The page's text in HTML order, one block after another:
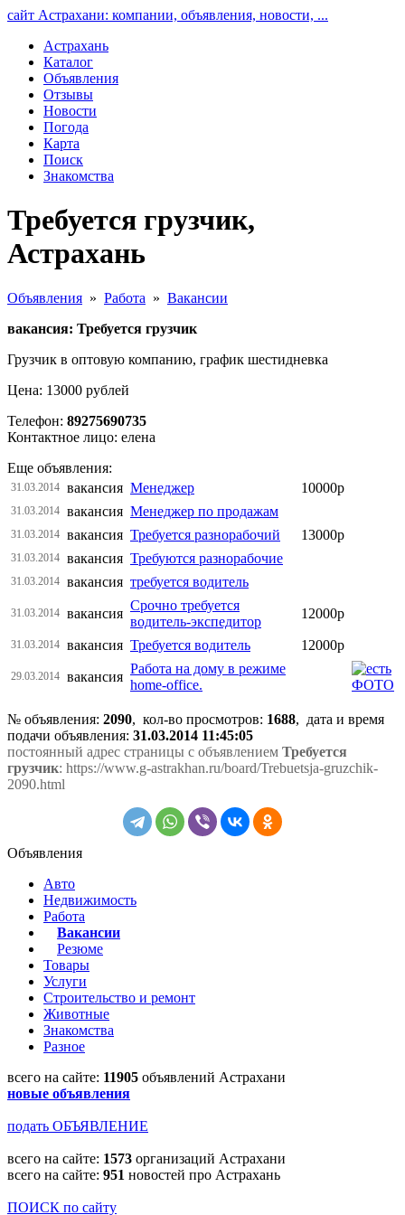
сайт Астрахани: компании, объявления, новости, ...
Астрахань
Каталог
Объявления
Отзывы
Новости
Погода
Карта
Поиск
Знакомства
Требуется грузчик,
Астрахань
Объявления » Работа » Вакансии
вакансия: Требуется грузчик
Грузчик в оптовую компанию, график шестидневка
Цена: 13000 рублей
Телефон: 89275690735
Контактное лицо: елена
Еще объявления:
31.03.2014 вакансия Менеджер 10000р
31.03.2014 вакансия Менеджер по продажам
31.03.2014 вакансия Требуется разнорабочий 13000р
31.03.2014 вакансия Требуются разнорабочие
31.03.2014 вакансия требуется водитель
31.03.2014 вакансия
Срочно требуется
водитель-экспедитор
12000р
31.03.2014 вакансия Требуется водитель 12000р
29.03.2014 вакансия
Работа на дому в режиме
home-office.
№ объявления: 2090, кол-во просмотров: 1688, дата и время
подачи объявления: 31.03.2014 11:45:05
постоянный адрес страницы с объявлением Требуется
грузчик: https://www.g-astrakhan.ru/board/Trebuetsja-gruzchik-
2090.html
Объявления
Авто
Недвижимость
Работа
Вакансии
Резюме
Товары
Услуги
Строительство и ремонт
Животные
Знакомства
Разное
всего на сайте: 11905 объявлений Астрахани
новые объявления
подать ОБЪЯВЛЕНИЕ
всего на сайте: 1573 организаций Астрахани
всего на сайте: 951 новостей про Астрахань
ПОИСК по сайту